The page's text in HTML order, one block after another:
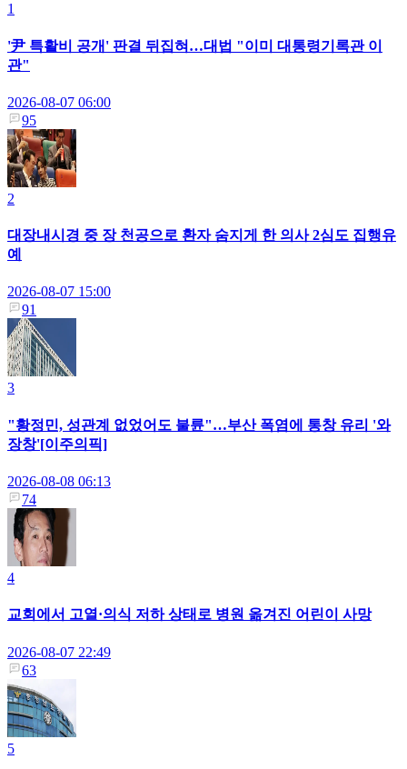
1
'尹 특활비 공개' 판결 뒤집혀…대법 "이미 대통령기록관 이
관"
2026-08-07 06:00
95
2
대장내시경 중 장 천공으로 환자 숨지게 한 의사 2심도 집행유
예
2026-08-07 15:00
91
3
"황정민, 성관계 없었어도 불륜"…부산 폭염에 통창 유리 '와
장창'[이주의픽]
2026-08-08 06:13
74
4
교회에서 고열·의식 저하 상태로 병원 옮겨진 어린이 사망
2026-08-07 22:49
63
5